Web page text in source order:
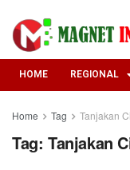
HOME REGIONAL
Home Tag Tanjakan
Tag: Tanjakan